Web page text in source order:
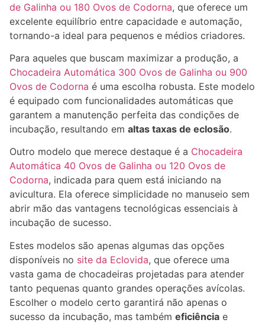
de Galinha ou 180 Ovos de Codorna, que oferece um
excelente equilíbrio entre capacidade e automação,
tornando-a ideal para pequenos e médios criadores.
Para aqueles que buscam maximizar a produção, a
Chocadeira Automática 300 Ovos de Galinha ou 900
Ovos de Codorna é uma escolha robusta. Este modelo
é equipado com funcionalidades automáticas que
garantem a manutenção perfeita das condições de
incubação, resultando em altas taxas de eclosão.
Outro modelo que merece destaque é a Chocadeira
Automática 40 Ovos de Galinha ou 120 Ovos de
Codorna, indicada para quem está iniciando na
avicultura. Ela oferece simplicidade no manuseio sem
abrir mão das vantagens tecnológicas essenciais à
incubação de sucesso.
Estes modelos são apenas algumas das opções
disponíveis no site da Eclovida, que oferece uma
vasta gama de chocadeiras projetadas para atender
tanto pequenas quanto grandes operações avícolas.
Escolher o modelo certo garantirá não apenas o
sucesso da incubação, mas também eficiência e